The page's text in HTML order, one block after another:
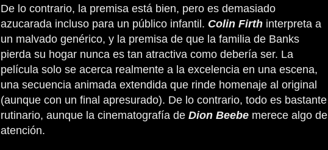
De lo contrario, la premisa está bien, pero es demasiado
azucarada incluso para un público infantil. Colin Firth interpreta a
un malvado genérico, y la premisa de que la familia de Banks
pierda su hogar nunca es tan atractiva como debería ser. La
película solo se acerca realmente a la excelencia en una escena,
una secuencia animada extendida que rinde homenaje al original
(aunque con un final apresurado). De lo contrario, todo es bastante
rutinario, aunque la cinematografía de Dion Beebe merece algo de
atención.